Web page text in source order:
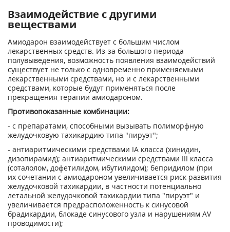
Взаимодействие с другими
веществами
Амиодарон взаимодействует с большим числом
лекарственных средств. Из-за большого периода
полувыведения, возможность появления взаимодействий
существует не только с одновременно применяемыми
лекарственными средствами, но и с лекарственными
средст­вами, которые будут применяться после
прекращения терапии амиодароном.
Противопоказанные комбинации:
- с препаратами, способными вызывать полиморфную
желудочковую тахикардию ти­па "пируэт";
- антиаритмическими средствами IA класса (хинидин,
дизопирамид); антиаритмическими средствами III класса
(соталолом, дофетилидом, ибутилидом); бепридилом (при
их сочетании с амиодароном увеличивается риск развития
желудочковой тахикардии, в част­ности потенциально
летальной желудочковой тахикардии типа "пируэт" и
увеличивается предрасположенность к синусовой
брадикардии, блокаде синусового узла и нарушениям AV
проводимости);